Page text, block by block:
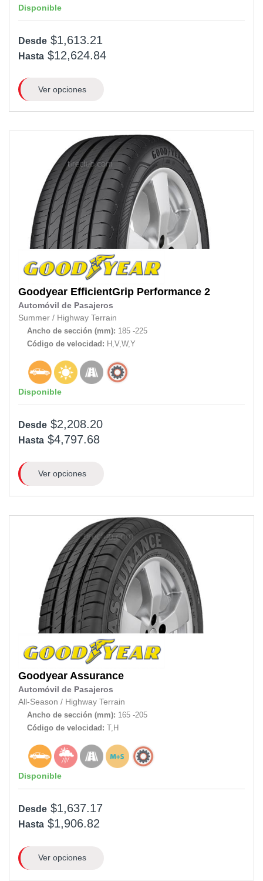
Disponible
Desde $1,613.21
Hasta $12,624.84
Ver opciones
Goodyear EfficientGrip Performance 2
Automóvil de Pasajeros
Summer / Highway Terrain
Ancho de sección (mm): 185 -225
Código de velocidad: H,V,W,Y
Disponible
Desde $2,208.20
Hasta $4,797.68
Ver opciones
Goodyear Assurance
Automóvil de Pasajeros
All-Season / Highway Terrain
Ancho de sección (mm): 165 -205
Código de velocidad: T,H
Disponible
Desde $1,637.17
Hasta $1,906.82
Ver opciones